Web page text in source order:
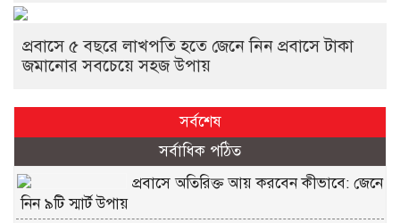
প্রবাসে ৫ বছরে লাখপতি হতে জেনে নিন প্রবাসে টাকা
জমানোর সবচেয়ে সহজ উপায়
সর্বশেষ
সর্বাধিক পঠিত
প্রবাসে অতিরিক্ত আয় করবেন কীভাবে: জেনে
নিন ৯টি স্মার্ট উপায়